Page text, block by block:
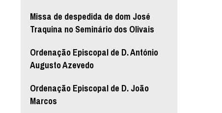
Missa de despedida de dom José
Traquina no Seminário dos Olivais
Ordenação Episcopal de D. António
Augusto Azevedo
Ordenação Episcopal de D. João
Marcos